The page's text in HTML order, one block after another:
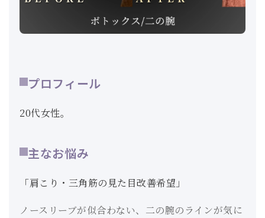
プロフィール
20代女性。
主なお悩み
「肩こり・三角筋の見た目改善希望」
ノースリーブが似合わない、二の腕のラインが気に